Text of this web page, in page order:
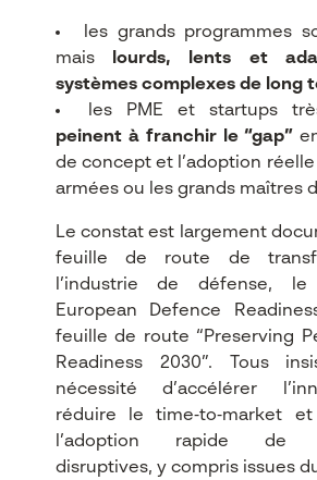
les grands programmes
mais
lourds, lents et
systèmes complexes de long
les PME et startups
peinent à franchir le “gap”
de concept et l’adoption
armées ou les grands maîtres
Le constat est largement
feuille de route de
l’industrie de défense,
European Defence
feuille de route “Preserving
Readiness 2030”. Tous
nécessité d’accélérer
réduire le time‑to‑market
l’adoption rapide de
disruptives, y compris issues